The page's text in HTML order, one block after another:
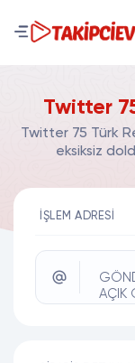
Twitter
Twitter 75 Türk
eksiksiz
İŞLEM ADRESI
AÇIK